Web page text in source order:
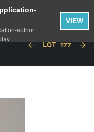
LOT 177
author
VIEW